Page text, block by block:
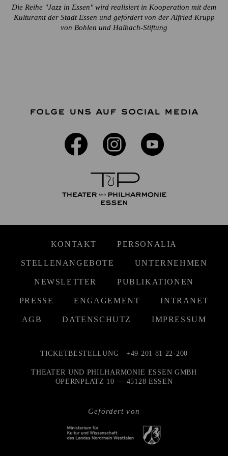
Die Reihe "Jazz in Essen" wird realisiert in Kooperation mit dem
Kulturamt der Stadt Essen und gefördert von der Alfried Krupp
von Bohlen und Halbach-Stiftung
FOLGE UNS AUF SOCIAL MEDIA
KONTAKT PERSONALIA
STELLENANGEBOTE UNTERNEHMEN
NEWSLETTER PUBLIKATIONEN
PRESSE ENGAGEMENT INTRANET
AGB DATENSCHUTZ IMPRESSUM
Gefördert von
TICKETBESTELLUNG +49 201 81 22-200
THEATER UND PHILHARMONIE ESSEN GMBH
OPERNPLATZ 10 — 45128 ESSEN